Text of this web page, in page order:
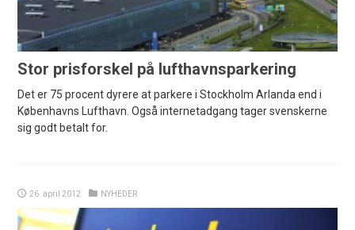
Stor prisforskel på lufthavnsparkering
Det er 75 procent dyrere at parkere i Stockholm Arlanda end i
Københavns Lufthavn. Også internetadgang tager svenskerne
sig godt betalt for.
26. april 2012 NYHEDER